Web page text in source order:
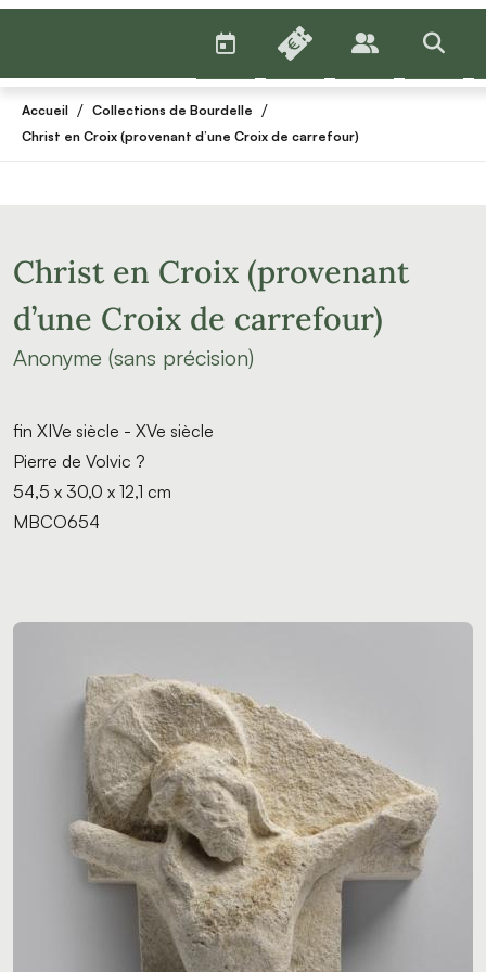
BILLETTERIE
PUBLICS
Accueil / Collections de Bourdelle /
Christ en Croix (provenant d’une Croix de carrefour)
Christ en Croix (provenant
d’une Croix de carrefour)
Anonyme (sans précision)
fin XIVe siècle - XVe siècle
Pierre de Volvic ?
54,5 x 30,0 x 12,1 cm
MBCO654